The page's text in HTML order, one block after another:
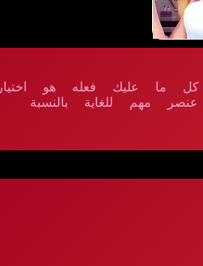
كل ما عليك فعله هو اختيار
مهم للغاية بالنسبة